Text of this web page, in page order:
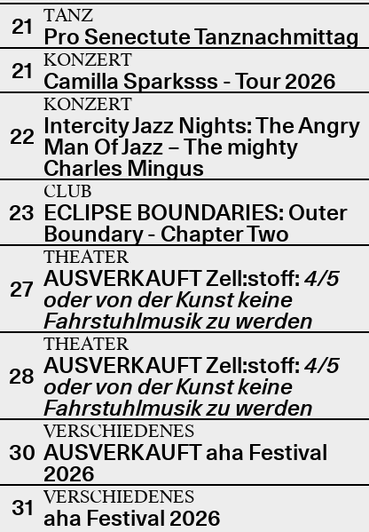
21 TANZ
Pro Senectute Tanznachmittag
21 KONZERT
Camilla Sparksss - Tour 2026
22
KONZERT
Intercity Jazz Nights: The Angry
Man Of Jazz – The mighty
Charles Mingus
23
CLUB
ECLIPSE BOUNDARIES: Outer
Boundary - Chapter Two
27
THEATER
AUSVERKAUFT Zell:stoff: 4/5
oder von der Kunst keine
Fahrstuhlmusik zu werden
28
THEATER
AUSVERKAUFT Zell:stoff: 4/5
oder von der Kunst keine
Fahrstuhlmusik zu werden
30
VERSCHIEDENES
AUSVERKAUFT aha Festival
2026
31 VERSCHIEDENES
aha Festival 2026